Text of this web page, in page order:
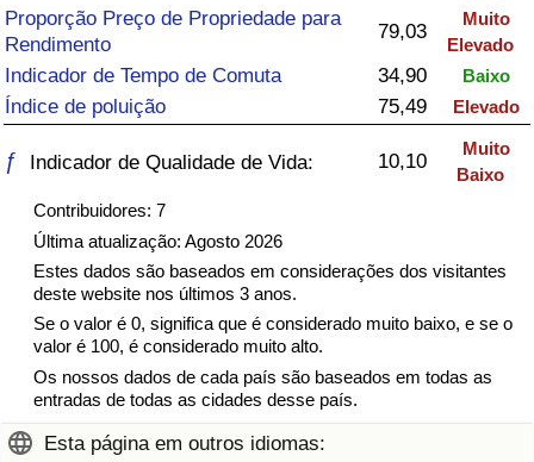
Proporção Preço de Propriedade para
Rendimento
79,03
Muito
Elevado
Indicador de Tempo de Comuta 34,90 Baixo
Índice de poluição 75,49 Elevado
ƒ Indicador de Qualidade de Vida: 10,10
Muito
Baixo
Contribuidores: 7
Última atualização: Agosto 2026
Estes dados são baseados em considerações dos visitantes
deste website nos últimos 3 anos.
Se o valor é 0, significa que é considerado muito baixo, e se o
valor é 100, é considerado muito alto.
Os nossos dados de cada país são baseados em todas as
entradas de todas as cidades desse país.
Esta página em outros idiomas:
Indicador de Saúde (Atual)
Indicador de Saúde
Indicador de Saúde por País
Poluição
Indicador de Poluição (Atual)
Índice de poluição
Indicador de Poluição por País
Trânsito